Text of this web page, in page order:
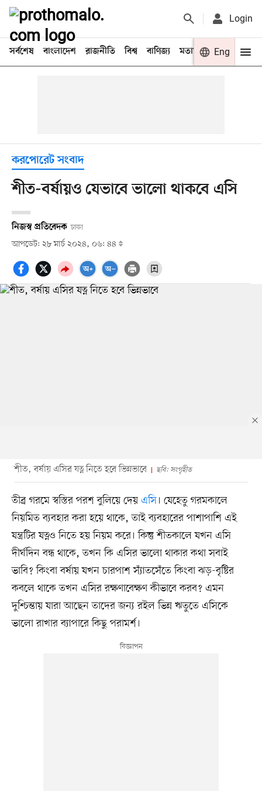
Login
সর্বশেষ বাংলাদেশ রাজনীতি বিশ্ব বাণিজ্য মতামত খেলা
Eng
করপোরেট সংবাদ
শীত-বর্ষায়ও যেভাবে ভালো থাকবে এসি
নিজস্ব প্রতিবেদক ঢাকা
আপডেট: ২৮ মার্চ ২০২৪, ০৬: ৪৪
শীত, বর্ষায় এসির যত্ন নিতে হবে ভিন্নভাবে ছবি: সংগৃহীত
তীব্র গরমে স্বস্তির পরশ বুলিয়ে দেয় এসি। যেহেতু গরমকালে
নিয়মিত ব্যবহার করা হয়ে থাকে, তাই ব্যবহারের পাশাপাশি এই
যন্ত্রটির যত্নও নিতে হয় নিয়ম করে। কিন্তু শীতকালে যখন এসি
দীর্ঘদিন বন্ধ থাকে, তখন কি এসির ভালো থাকার কথা সবাই
ভাবি? কিংবা বর্ষায় যখন চারপাশ স্যাঁতসেঁতে কিংবা ঝড়-বৃষ্টির
কবলে থাকে তখন এসির রক্ষণাবেক্ষণ কীভাবে করব? এমন
দুশ্চিন্তায় যারা আছেন তাদের জন্য রইল ভিন্ন ঋতুতে এসিকে
ভালো রাখার ব্যাপারে কিছু পরামর্শ।